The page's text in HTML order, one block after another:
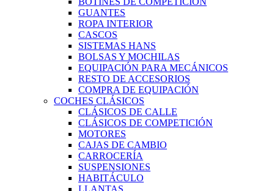
GUANTES
ROPA INTERIOR
CASCOS
SISTEMAS HANS
BOLSAS Y MOCHILAS
EQUIPACIÓN PARA MECÁNICOS
RESTO DE ACCESORIOS
COMPRA DE EQUIPACIÓN
COCHES CLÁSICOS
CLÁSICOS DE CALLE
CLÁSICOS DE COMPETICIÓN
MOTORES
CAJAS DE CAMBIO
CARROCERÍA
SUSPENSIONES
HABITÁCULO
LLANTAS